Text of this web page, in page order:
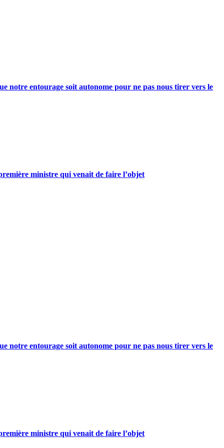
notre entourage soit autonome pour ne pas nous tirer vers le
ministre qui venait de faire l’objet
notre entourage soit autonome pour ne pas nous tirer vers le
ministre qui venait de faire l’objet